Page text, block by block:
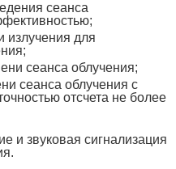
сеанса
излучения для
сеанса облучения;
сеанса облучения с
отсчета не более
и звуковая сигнализация
облучения.